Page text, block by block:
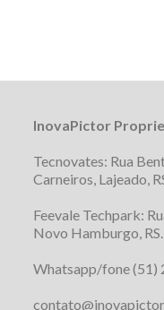
InovaPictor
Tecnovates: Rua
Carneiros, Lajeado,
Feevale Techpark:
Novo Hamburgo,
Whatsapp/fone (51)